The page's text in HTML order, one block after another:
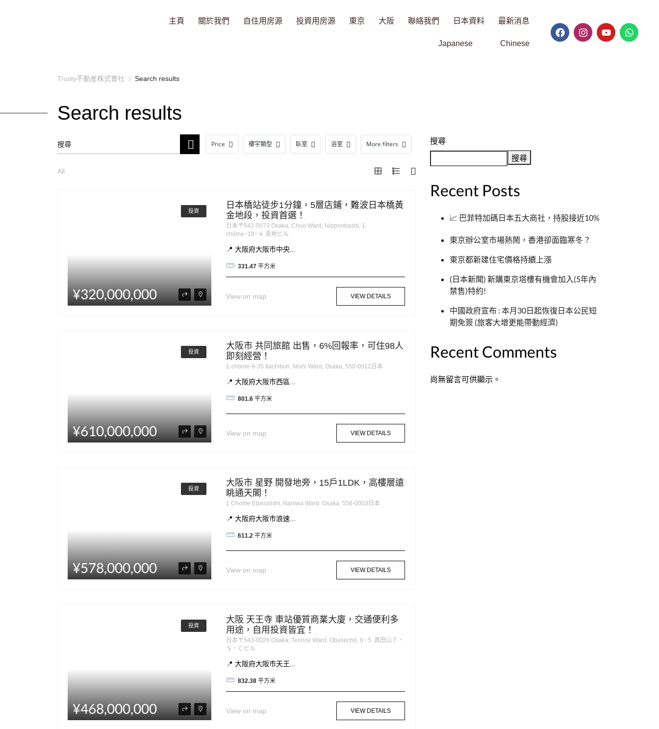
主頁 關於我們 自住用房源 投資用房源 東京 大阪 聯絡我們 日本資料 最新消息
Japanese Chinese
Trusty不動産株式會社 Search results
Search results
Price 樓宇類型 臥室 浴室 More filters
All
投資
¥320,000,000
日本橋站徒步1分鐘，5層店鋪，難波日本橋黃
金地段，投資首選！
日本〒542-0073 Osaka, Chuo Ward, Nipponbashi, 1-
chōme−18−４ 南地ビル
📍 大阪府大阪市中央...
331.47 平方米
View on map VIEW DETAILS
投資
¥610,000,000
大阪市 共同旅館 出售，6%回報率，可住98人
即刻經營！
1-chōme-9-35 Itachibori, Nishi Ward, Osaka, 550-0012日本
📍 大阪府大阪市西區...
801.6 平方米
View on map VIEW DETAILS
投資
¥578,000,000
大阪市 星野 開發地旁，15戶1LDK，高樓層遠
眺通天閣！
1 Chome Ebisunishi, Naniwa Ward, Osaka, 556-0003日本
📍 大阪府大阪市浪速...
611.2 平方米
View on map VIEW DETAILS
投資
¥468,000,000
大阪 天王寺 車站優質商業大廈，交通便利多
用途，自用投資皆宜！
日本〒543-0028 Osaka, Tennoji Ward, Obasechō, 6−５ 真田山Ｔ・
Ｓ・Ｃビル
📍 大阪府大阪市天王...
832.38 平方米
View on map VIEW DETAILS
搜尋
搜尋
Recent Posts
📈 巴菲特加碼日本五大商社，持股接近10%
東京辦公室市場熱鬧，香港卻面臨寒冬？
東京都新建住宅價格持續上漲
(日本新聞) 新購東京塔樓有機會加入(5年內
禁售)特約!
中國政府宣布 : 本月30日起恢復日本公民短
期免簽 (旅客大增更能帶動經濟)
Recent Comments
尚無留言可供顯示。